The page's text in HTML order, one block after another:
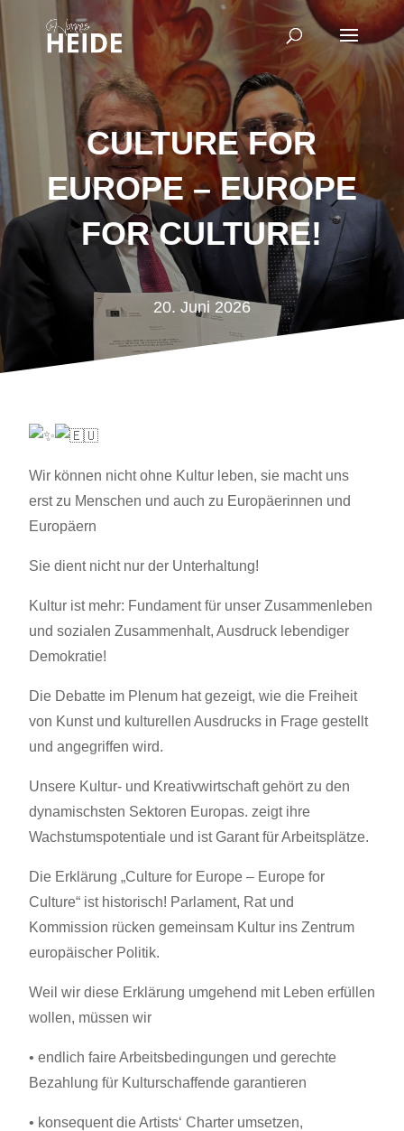
CULTURE FOR
EUROPE – EUROPE
FOR CULTURE!
20. Juni 2026
Wir können nicht ohne Kultur leben, sie macht uns
erst zu Menschen und auch zu Europäerinnen und
Europäern
Sie dient nicht nur der Unterhaltung!
Kultur ist mehr: Fundament für unser Zusammenleben
und sozialen Zusammenhalt, Ausdruck lebendiger
Demokratie!
Die Debatte im Plenum hat gezeigt, wie die Freiheit
von Kunst und kulturellen Ausdrucks in Frage gestellt
und angegriffen wird.
Unsere Kultur- und Kreativwirtschaft gehört zu den
dynamischsten Sektoren Europas. zeigt ihre
Wachstumspotentiale und ist Garant für Arbeitsplätze.
Die Erklärung „Culture for Europe – Europe for
Culture“ ist historisch! Parlament, Rat und
Kommission rücken gemeinsam Kultur ins Zentrum
europäischer Politik.
Weil wir diese Erklärung umgehend mit Leben erfüllen
wollen, müssen wir
• endlich faire Arbeitsbedingungen und gerechte
Bezahlung für Kulturschaffende garantieren
• konsequent die Artists‘ Charter umsetzen,